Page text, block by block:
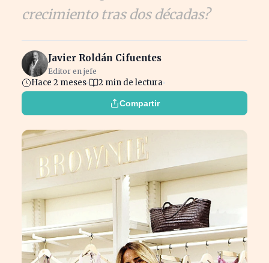
crecimiento tras dos décadas?
Javier Roldán Cifuentes
Editor en jefe
Hace 2 meses 2 min de lectura
Compartir